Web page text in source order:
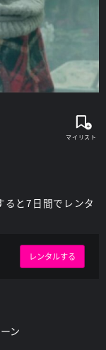
ると7日間でレンタ
レンタルする